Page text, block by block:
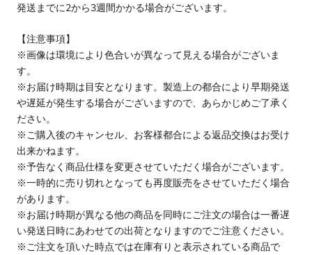
発送までに2から3週間かかる場合がございます。
【注意事項】
※画像は環境により色合いが異なって見える場合がございま
す。
※お届け時期は目安となります。製造上の都合により早期発送
や遅延が発生する場合がございますので、あらかじめご了承く
ださい。
※ご購入後のキャンセル、お客様都合による返品交換はお受け
出来かねます。
※予告なく商品仕様を変更させていただく場合がございます。
※一時的に売り切れとなっても再度販売をさせていただく場合
があります。
※お届け時期が異なる他の商品を同時にご注文の場合は一番遅
い発送日時にあわせての出荷となりますのでご注意ください。
※ご注文を頂いた時点では在庫有りと表示されている商品で